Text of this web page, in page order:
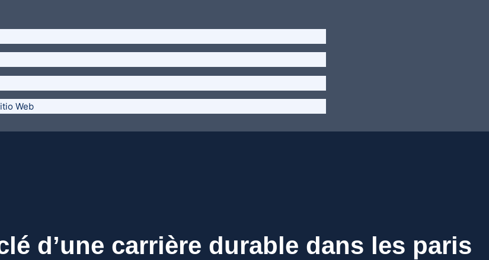
Web
d’une carrière durable dans les paris